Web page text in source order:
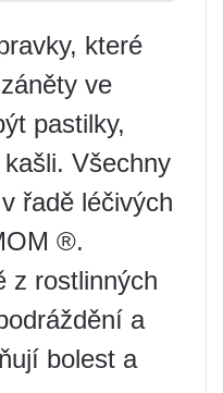
které
ve
pastilky,
Všechny
řadě léčivých
®.
z rostlinných
a
bolest a